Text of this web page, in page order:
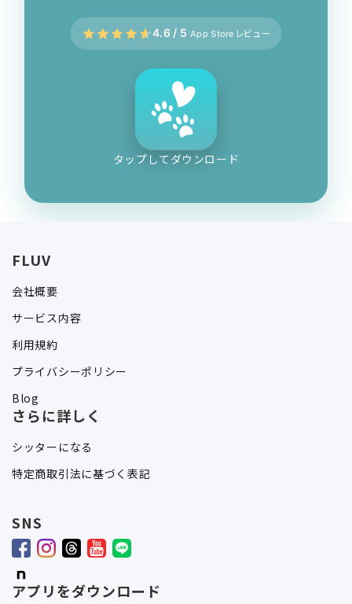
4.6 / 5 App Storeレビュー
タップしてダウンロード
FLUV
会社概要
サービス内容
利用規約
プライバシーポリシー
Blog
さらに詳しく
シッターになる
特定商取引法に基づく表記
SNS
アプリをダウンロード